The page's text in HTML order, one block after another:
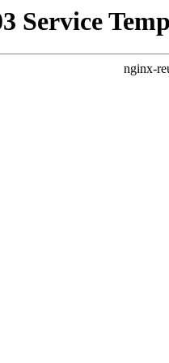
Service
nginx-